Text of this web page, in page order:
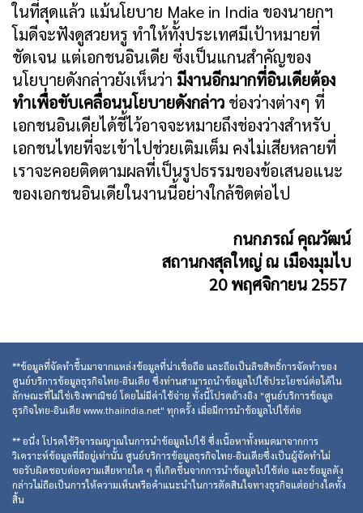
ในที่สุดแล้ว แม้นโยบาย Make in India ของนายกฯ
โมดีจะฟังดูสวยหรู ทำให้ทั้งประเทศมีเป้าหมายที่
ชัดเจน แต่เอกชนอินเดีย ซึ่งเป็นแกนสำคัญของ
นโยบายดังกล่าวยังเห็นว่า มีงานอีกมากที่อินเดียต้อง
ทำเพื่อขับเคลื่อนนโยบายดังกล่าว ช่องว่างต่างๆ ที่
เอกชนอินเดียได้ชี้ไว้อาจจะหมายถึงช่องว่างสำหรับ
เอกชนไทยที่จะเข้าไปช่วยเติมเต็ม คงไม่เสียหลายที่
เราจะคอยติดตามผลที่เป็นรูปธรรมของข้อเสนอแนะ
ของเอกชนอินเดียในงานนี้อย่างใกล้ชิดต่อไป
กนกภรณ์ คุณวัฒน์
สถานกงสุลใหญ่ ณ เมืองมุมไบ
20 พฤศจิกายน 2557
**ข้อมูลที่จัดทำขึ้นมาจากแหล่งข้อมูลที่น่าเชื่อถือ และถือเป็นลิขสิทธิ์การจัดทำของ
ศูนย์บริการข้อมูลธุรกิจไทย-อินเดีย ซึ่งท่านสามารถนำข้อมูลไปใช้ประโยชน์ต่อได้ใน
ลักษณะที่ไม่ใช่เชิงพาณิชย์ โดยไม่มีค่าใช้จ่าย ทั้งนี้โปรดอ้างอิง "ศูนย์บริการข้อมูล
ธุรกิจไทย-อินเดีย www.thaiindia.net" ทุกครั้ง เมื่อมีการนำข้อมูลไปใช้ต่อ
** อนึ่ง โปรดใช้วิจารณญาณในการนำข้อมูลไปใช้ ซึ่งเนื้อหาทั้งหมดมาจากการ
วิเคราะห์ข้อมูลที่มีอยู่เท่านั้น ศูนย์บริการข้อมูลธุรกิจไทย-อินเดียซึ่งเป็นผู้จัดทำไม่
ขอรับผิดชอบต่อความเสียหายใด ๆ ที่เกิดขึ้นจากการนำข้อมูลไปใช้ต่อ และข้อมูลดัง
กล่าวไม่ถือเป็นการให้ความเห็นหรือคำแนะนำในการตัดสินใจทางธุรกิจแต่อย่างใดทั้ง
สิ้น